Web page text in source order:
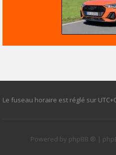
Le fuseau horaire est réglé sur
Powered by phpBB ® |